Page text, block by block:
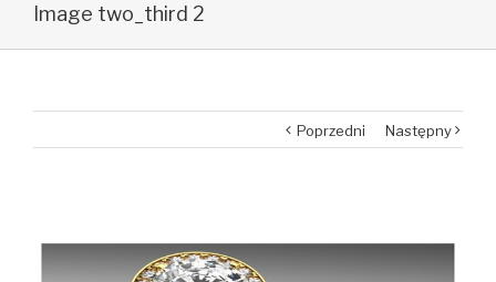
Image two_third 2
Poprzedni Następny
Larger